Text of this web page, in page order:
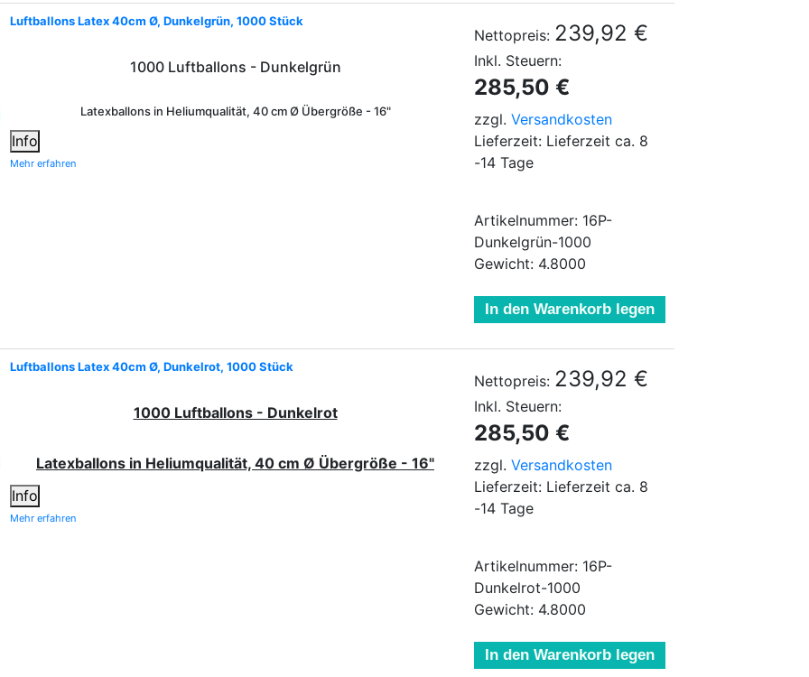
Luftballons Latex 40cm Ø, Dunkelgrün, 1000 Stück
1000 Luftballons - Dunkelgrün
Latexballons in Heliumqualität, 40 cm Ø Übergröße - 16"
Info
Mehr erfahren
Nettopreis: 239,92 €
Inkl. Steuern:
285,50 €
zzgl. Versandkosten
Lieferzeit: Lieferzeit ca. 8
-14 Tage
Artikelnummer: 16P-
Dunkelgrün-1000
Gewicht: 4.8000
In den Warenkorb legen
Luftballons Latex 40cm Ø, Dunkelrot, 1000 Stück
1000 Luftballons - Dunkelrot
Latexballons in Heliumqualität, 40 cm Ø Übergröße - 16"
Info
Mehr erfahren
Nettopreis: 239,92 €
Inkl. Steuern:
285,50 €
zzgl. Versandkosten
Lieferzeit: Lieferzeit ca. 8
-14 Tage
Artikelnummer: 16P-
Dunkelrot-1000
Gewicht: 4.8000
In den Warenkorb legen